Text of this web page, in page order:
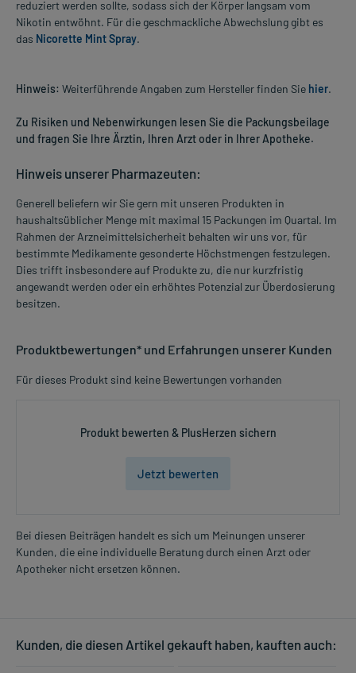
reduziert werden sollte, sodass sich der Körper langsam vom
Nikotin entwöhnt. Für die geschmackliche Abwechslung gibt es
das Nicorette Mint Spray.
Hinweis: Weiterführende Angaben zum Hersteller finden Sie hier.
Zu Risiken und Nebenwirkungen lesen Sie die Packungsbeilage
und fragen Sie Ihre Ärztin, Ihren Arzt oder in Ihrer Apotheke.
Hinweis unserer Pharmazeuten:
Generell beliefern wir Sie gern mit unseren Produkten in
haushaltsüblicher Menge mit maximal 15 Packungen im Quartal. Im
Rahmen der Arzneimittelsicherheit behalten wir uns vor, für
bestimmte Medikamente gesonderte Höchstmengen festzulegen.
Dies trifft insbesondere auf Produkte zu, die nur kurzfristig
angewandt werden oder ein erhöhtes Potenzial zur Überdosierung
besitzen.
Produktbewertungen* und Erfahrungen unserer Kunden
Für dieses Produkt sind keine Bewertungen vorhanden
Produkt bewerten & PlusHerzen sichern
Jetzt bewerten
Bei diesen Beiträgen handelt es sich um Meinungen unserer
Kunden, die eine individuelle Beratung durch einen Arzt oder
Apotheker nicht ersetzen können.
Kunden, die diesen Artikel gekauft haben, kauften auch: